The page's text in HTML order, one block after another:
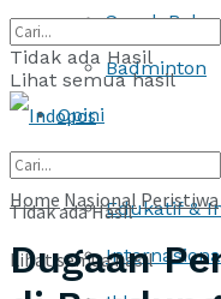
Sepak Bola
Badminton
Opini
Edukatif &
Tidak ada Hasil
Lihat semua hasil
Tidak ada Hasil
Lihat semua hasil
Home Nasional Peristiwa
Dugaan